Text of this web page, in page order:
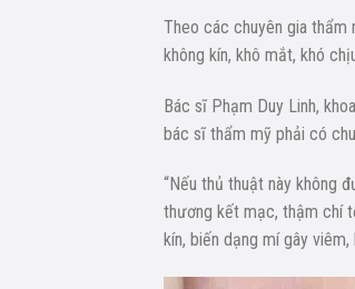
Theo các chuyên gia
không kín, khô mắt, khó
Bác sĩ Phạm Duy Linh,
bác sĩ thẩm mỹ phải có
“Nếu thủ thuật này không
thương kết mạc, thậm chí
kín, biến dạng mí gây